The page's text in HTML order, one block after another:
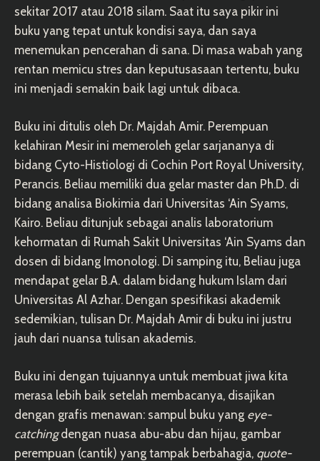
sekitar 2017 atau 2018 silam. Saat itu saya pikir ini
buku yang tepat untuk kondisi saya, dan saya
menemukan pencerahan di sana. Di masa wabah yang
rentan memicu stres dan keputusasaan tertentu, buku
ini menjadi semakin baik lagi untuk dibaca.
Buku ini ditulis oleh Dr. Majdah Amir. Perempuan
kelahiran Mesir ini memeroleh gelar sarjananya di
bidang Cyto-Histiologi di Cochin Port Royal University,
Perancis. Beliau memiliki dua gelar master dan Ph.D. di
bidang analisa Biokimia dari Universitas ‘Ain Syams,
Kairo. Beliau ditunjuk sebagai analis laboratorium
kehormatan di Rumah Sakit Universitas ‘Ain Syams dan
dosen di bidang Imonologi. Di samping itu, Beliau juga
mendapat gelar B.A. dalam bidang hukum Islam dari
Universitas Al Azhar. Dengan spesifikasi akademik
sedemikian, tulisan Dr. Majdah Amir di buku ini justru
jauh dari nuansa tulisan akademis.
Buku ini dengan tujuannya untuk membuat jiwa kita
merasa lebih baik setelah membacanya, disajikan
dengan grafis menawan: sampul buku yang eye-
catchingdengan nuasa abu-abu dan hijau, gambar
perempuan (cantik) yang tampak berbahagia, quote-